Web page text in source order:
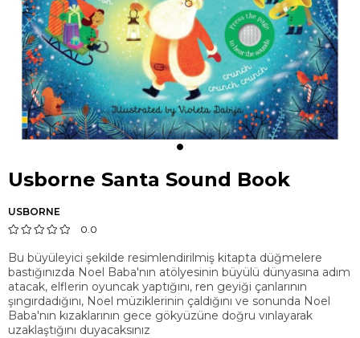
Usborne Santa Sound Book
USBORNE
0.0
Bu büyüleyici şekilde resimlendirilmiş kitapta düğmelere
bastığınızda Noel Baba'nın atölyesinin büyülü dünyasına adım
atacak, elflerin oyuncak yaptığını, ren geyiği çanlarının
şıngırdadığını, Noel müziklerinin çaldığını ve sonunda Noel
Baba'nın kızaklarının gece gökyüzüne doğru vınlayarak
uzaklaştığını duyacaksınız